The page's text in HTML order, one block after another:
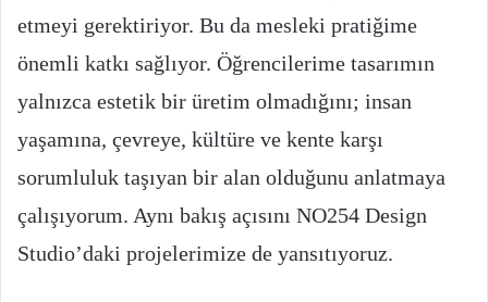
etmeyi gerektiriyor. Bu da mesleki pratiğime
önemli katkı sağlıyor. Öğrencilerime tasarımın
yalnızca estetik bir üretim olmadığını; insan
yaşamına, çevreye, kültüre ve kente karşı
sorumluluk taşıyan bir alan olduğunu anlatmaya
çalışıyorum. Aynı bakış açısını NO254 Design
Studio’daki projelerimize de yansıtıyoruz.